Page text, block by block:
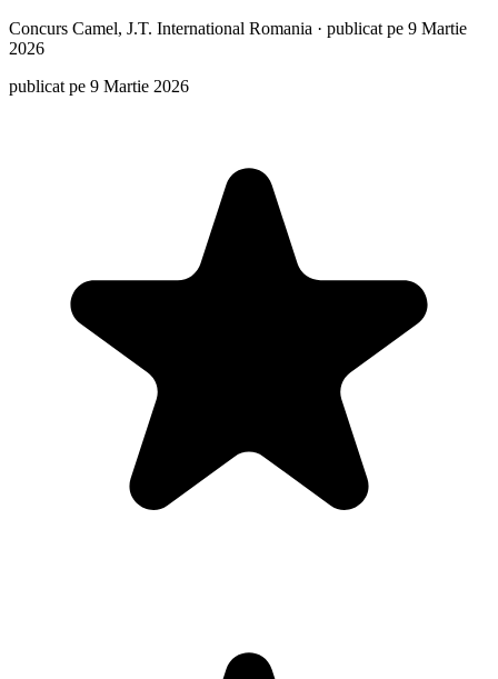
Concurs Camel, J.T. International Romania · publicat pe 9 Martie
2026
publicat pe 9 Martie 2026